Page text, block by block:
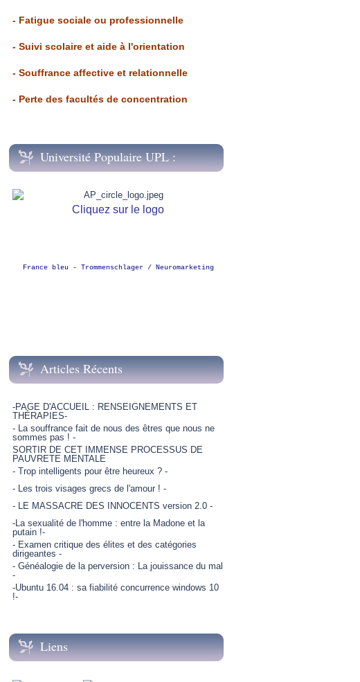
- Fatigue sociale ou professionnelle
- Suivi scolaire et aide à l'orientation
- Souffrance affective et relationnelle
- Perte des facultés de concentration
Université Populaire UPL :
Cliquez sur le logo
France bleu - Trommenschlager / Neuromarketing
Articles Récents
-PAGE D'ACCUEIL : RENSEIGNEMENTS ET
THÉRAPIES-
- La souffrance fait de nous des êtres que nous ne
sommes pas ! -
SORTIR DE CET IMMENSE PROCESSUS DE
PAUVRETE MENTALE
- Trop intelligents pour être heureux ? -
- Les trois visages grecs de l'amour ! -
- LE MASSACRE DES INNOCENTS version 2.0 -
-La sexualité de l'homme : entre la Madone et la
putain !-
- Examen critique des élites et des catégories
dirigeantes -
- Généalogie de la perversion : La jouissance du mal
-
-Ubuntu 16.04 : sa fiabilité concurrence windows 10
!-
Liens